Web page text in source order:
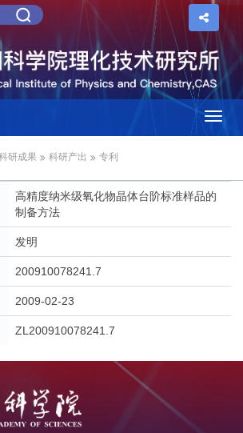
研成果 科研产出 专利
高精度纳米级氧化物晶体台阶标准样品的
制备方法
发明
200910078241.7
2009-02-23
ZL200910078241.7